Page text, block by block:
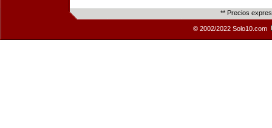
** Precios
© 2002/2022 Solo10.com